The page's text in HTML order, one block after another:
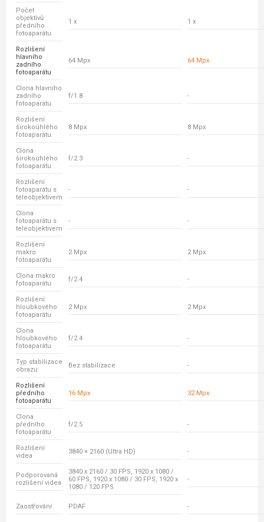
Počet
objektivů
předního
fotoaparátu
1 x 1 x
Rozlišení
hlavního
zadního
fotoaparátu
64 Mpx 64 Mpx
Clona hlavního
zadního
fotoaparátu
f/1.8 -
Rozlišení
širokoúhlého
fotoaparátu
8 Mpx 8 Mpx
Clona
širokoúhlého
fotoaparátu
f/2.3 -
Rozlišení
fotoaparátu s
teleobjektivem
- -
Clona
fotoaparátu s
teleobjektivem
- -
Rozlišení
makro
fotoaparátu
2 Mpx 2 Mpx
Clona makro
fotoaparátu
f/2.4 -
Rozlišení
hloubkového
fotoaparátu
2 Mpx 2 Mpx
Clona
hloubkového
fotoaparátu
f/2.4 -
Typ stabilizace
obrazu
Bez stabilizace -
Rozlišení
předního
fotoaparátu
16 Mpx 32 Mpx
Clona
předního
fotoaparátu
f/2.5 -
Rozlišení
videa
3840 × 2160 (Ultra HD) -
Podporovaná
rozlišení videa
3840 x 2160 / 30 FPS, 1920 x 1080 /
60 FPS, 1920 x 1080 / 30 FPS, 1920 x
1080 / 120 FPS
-
Zaostřování PDAF -